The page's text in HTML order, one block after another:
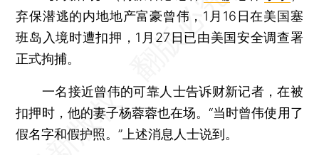
弃保潜逃的内地地产富豪曾伟，1月16日在美国塞
班岛入境时遭扣押，1月27日已由美国安全调查署
正式拘捕。
一名接近曾伟的可靠人士告诉财新记者，在被
扣押时，他的妻子杨蓉蓉也在场。“当时曾伟使用了
假名字和假护照。”上述消息人士说到。